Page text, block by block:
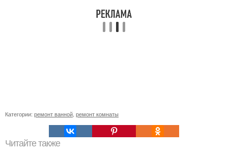
Категории: ремонт ванной ремонт комнаты
Читайте также